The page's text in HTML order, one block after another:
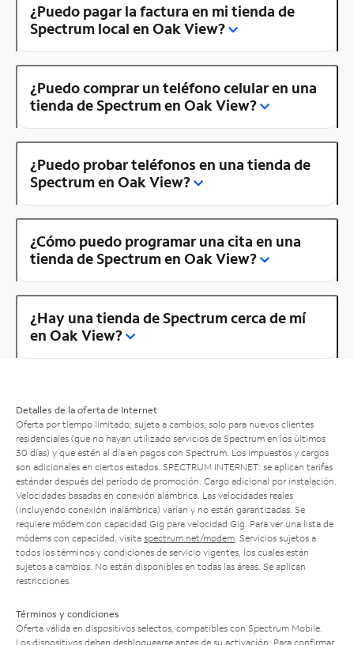
¿Puedo pagar la factura en mi tienda de
Spectrum local en Oak View?
¿Puedo comprar un teléfono celular en una
tienda de Spectrum en Oak View?
¿Puedo probar teléfonos en una tienda de
Spectrum en Oak View?
¿Cómo puedo programar una cita en una
tienda de Spectrum en Oak View?
¿Hay una tienda de Spectrum cerca de mí
en Oak View?
Detalles de la oferta de Internet
Oferta por tiempo limitado; sujeta a cambios; solo para nuevos clientes
residenciales (que no hayan utilizado servicios de Spectrum en los últimos
30 días) y que estén al día en pagos con Spectrum. Los impuestos y cargos
son adicionales en ciertos estados. SPECTRUM INTERNET: se aplican tarifas
estándar después del período de promoción. Cargo adicional por instalación.
Velocidades basadas en conexión alámbrica. Las velocidades reales
(incluyendo conexión inalámbrica) varían y no están garantizadas. Se
requiere módem con capacidad Gig para velocidad Gig. Para ver una lista de
módems con capacidad, visita spectrum.net/modem . Servicios sujetos a
todos los términos y condiciones de servicio vigentes, los cuales están
sujetos a cambios. No están disponibles en todas las áreas. Se aplican
restricciones.
Términos y condiciones
Oferta válida en dispositivos selectos, compatibles con Spectrum Mobile.
Los dispositivos deben desbloquearse antes de su activación. Para confirmar